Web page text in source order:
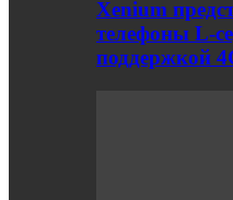
Xenium
телефоны L-
поддержкой